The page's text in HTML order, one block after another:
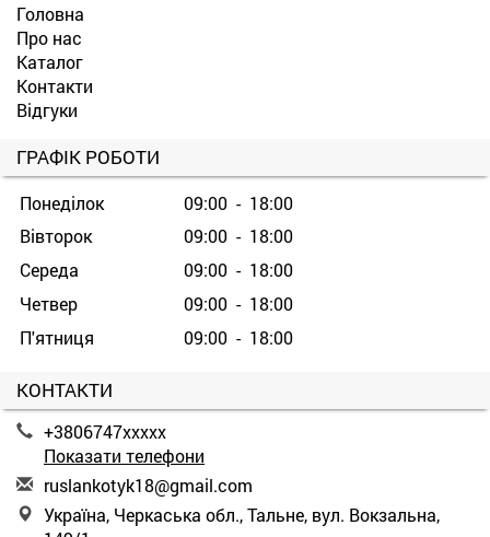
Головна
Про нас
Каталог
Контакти
Відгуки
ГРАФІК РОБОТИ
Понеділок
09:00 - 18:00
Вівторок
09:00 - 18:00
Середа
09:00 - 18:00
Четвер
09:00 - 18:00
П'ятниця
09:00 - 18:00
КОНТАКТИ
+3806747xxxxx
Показати телефони
ruslankotyk18@gmail.com
Україна, Черкаська обл., Тальне, вул. Вокзальна,